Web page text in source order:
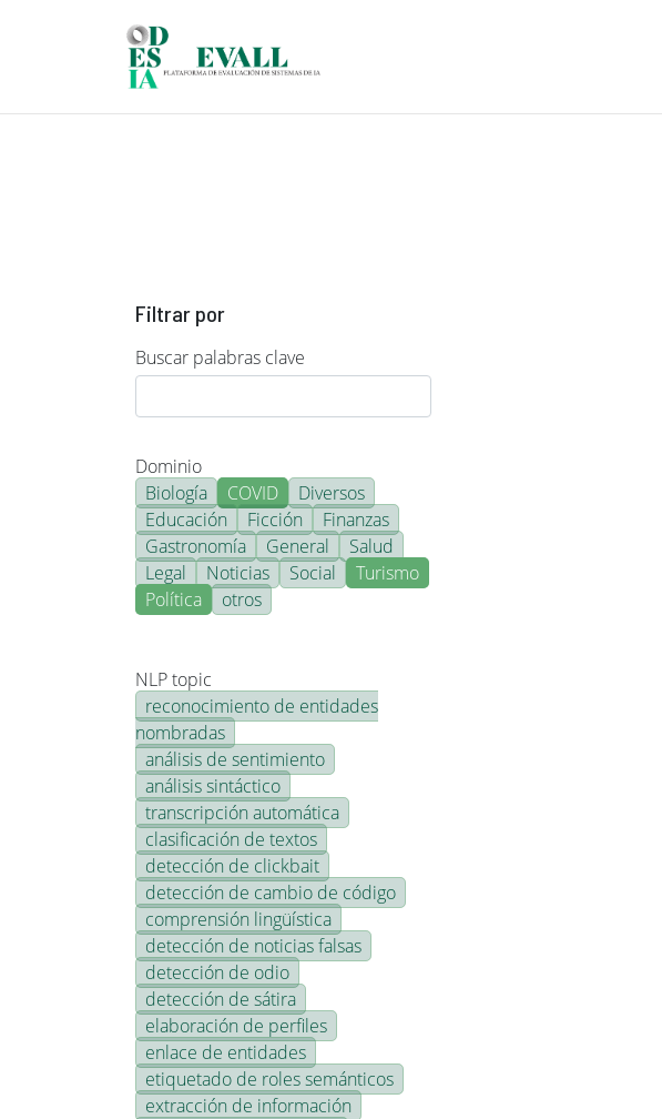
Filtrar por
Buscar palabras clave
Dominio
Biología
COVID
Diversos
Educación
Ficción
Finanzas
Gastronomía
General
Salud
Legal
Noticias Social
Turismo
Política
otros
NLP topic
reconocimiento de entidades
nombradas
análisis de sentimiento
análisis sintáctico
transcripción automática
clasificación de textos
detección de clickbait
detección de cambio de código
comprensión lingüística
detección de noticias falsas
detección de odio
detección de sátira
elaboración de perfiles
enlace de entidades
etiquetado de roles semánticos
extracción de información